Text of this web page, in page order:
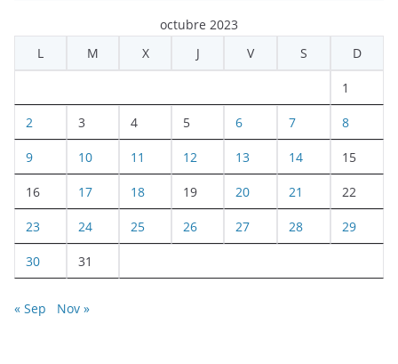
octubre 2023
L
M X J V S D
1
2 3 4 5 6 7 8
9 10 11 12 13 14 15
16 17 18 19 20 21 22
23 24 25 26 27 28 29
30 31
« Sep Nov »